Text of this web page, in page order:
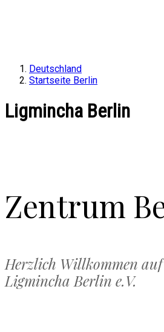
Deutschland
Startseite Berlin
Ligmincha Berlin
Zentrum
Herzlich Willkommen
Ligmincha Berlin e.V.